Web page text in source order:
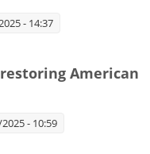
- 14:37
American
- 10:59